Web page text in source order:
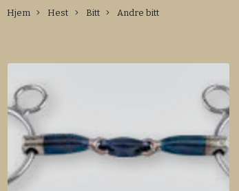
Hjem Hest Bitt Andre bitt